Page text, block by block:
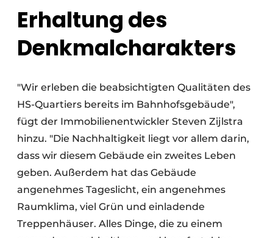
Erhaltung des
Denkmalcharakters
"Wir erleben die beabsichtigten Qualitäten des
HS-Quartiers bereits im Bahnhofsgebäude",
fügt der Immobilienentwickler Steven Zijlstra
hinzu. "Die Nachhaltigkeit liegt vor allem darin,
dass wir diesem Gebäude ein zweites Leben
geben. Außerdem hat das Gebäude
angenehmes Tageslicht, ein angenehmes
Raumklima, viel Grün und einladende
Treppenhäuser. Alles Dinge, die zu einem